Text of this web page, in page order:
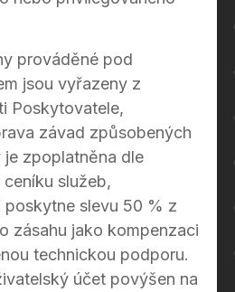
prováděné pod
jsou vyřazeny z
Poskytovatele,
závad způsobených
zpoplatněna dle
služeb,
poskytne slevu 50 % z
zásahu jako kompenzaci
technickou podporu.
účet povýšen na